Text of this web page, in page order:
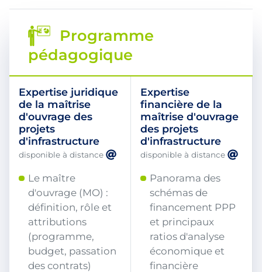
Programme
pédagogique
Expertise
financière de la
maîtrise d'ouvrage
des projets
d'infrastructure
disponible à distance
Panorama des
schémas de
financement PPP
et principaux
ratios d'analyse
économique et
financière
Expertise juridique
de la maîtrise
d'ouvrage des
projets
d'infrastructure
disponible à distance
Le maître
d'ouvrage (MO) :
définition, rôle et
attributions
(programme,
budget, passation
des contrats)